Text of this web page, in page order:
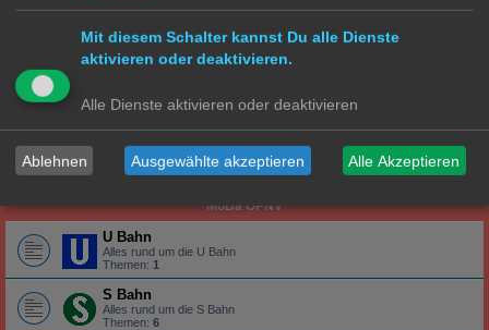
Lokomotiven | Züge
Alles rund um die Lokomotive
Wagons
Gleise
Alles rund um das Gleis
MoBa ÖPNV
U Bahn
Alles rund um die U Bahn
Themen: 1
S Bahn
Alles rund um die S Bahn
Themen: 6
Mit diesem Schalter kannst Du alle Dienste
aktivieren oder deaktivieren.
Alle Dienste aktivieren oder deaktivieren
Ablehnen Ausgewählte akzeptieren Alle Akzeptieren